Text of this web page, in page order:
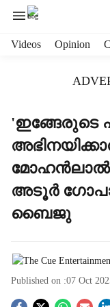
Videos Opinion
'ഇങ്ങേരുടെ
മോഹൻലാൽ
അടൂർ
ബൈജു
Published on :07 Oct